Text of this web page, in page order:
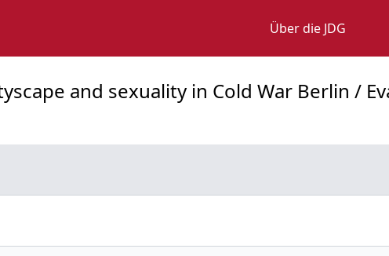
Über die JDG
and sexuality in Cold War Berlin /